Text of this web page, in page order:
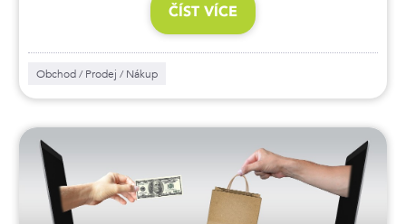
ČÍST VÍCE
Obchod / Prodej / Nákup